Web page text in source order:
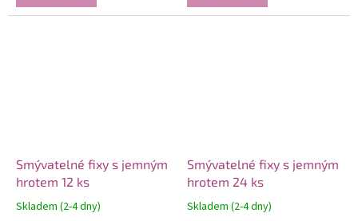
Smývatelné fixy s jemným
hrotem 12 ks
Skladem (2-4 dny)
Smývatelné fixy s jemným
hrotem 24 ks
Skladem (2-4 dny)